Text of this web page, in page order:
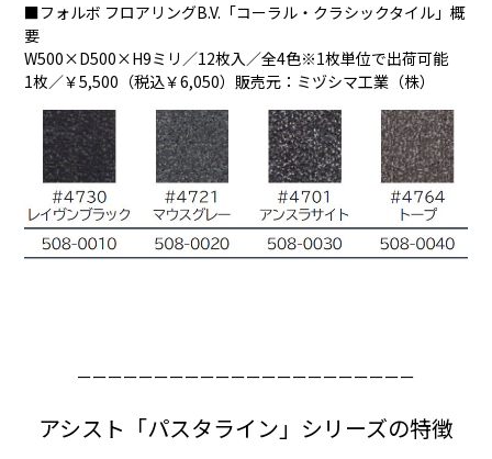
■フォルボ フロアリングB.V.「コーラル・クラシックタイル」概
要
W500×D500×H9ミリ／12枚入／全4色※1枚単位で出荷可能
1枚／￥5,500（税込￥6,050）販売元：ミヅシマ工業（株）
ーーーーーーーーーーーーーーーーーーーーーー
アシスト「パスタライン」シリーズの特徴